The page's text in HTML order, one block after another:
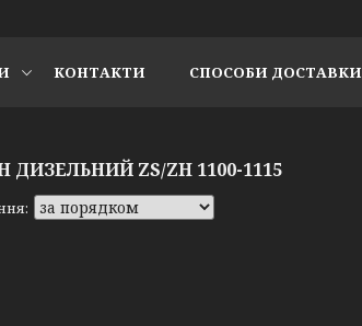
КОНТАКТИ СПОСОБИ ДОСТАВКИ
ДИЗЕЛЬНИЙ ZS/ZH 1100-1115